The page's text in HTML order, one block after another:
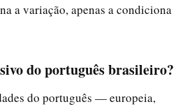
a variação, apenas a condiciona
do português brasileiro?
do português — europeia,